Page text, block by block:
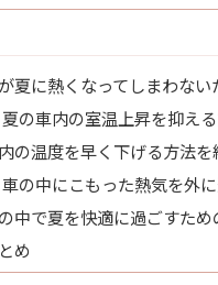
夏に熱くなってしまわない
夏の車内の室温上昇を抑え
の温度を早く下げる方法を
車の中にこもった熱気を外
中で夏を快適に過ごすため
め